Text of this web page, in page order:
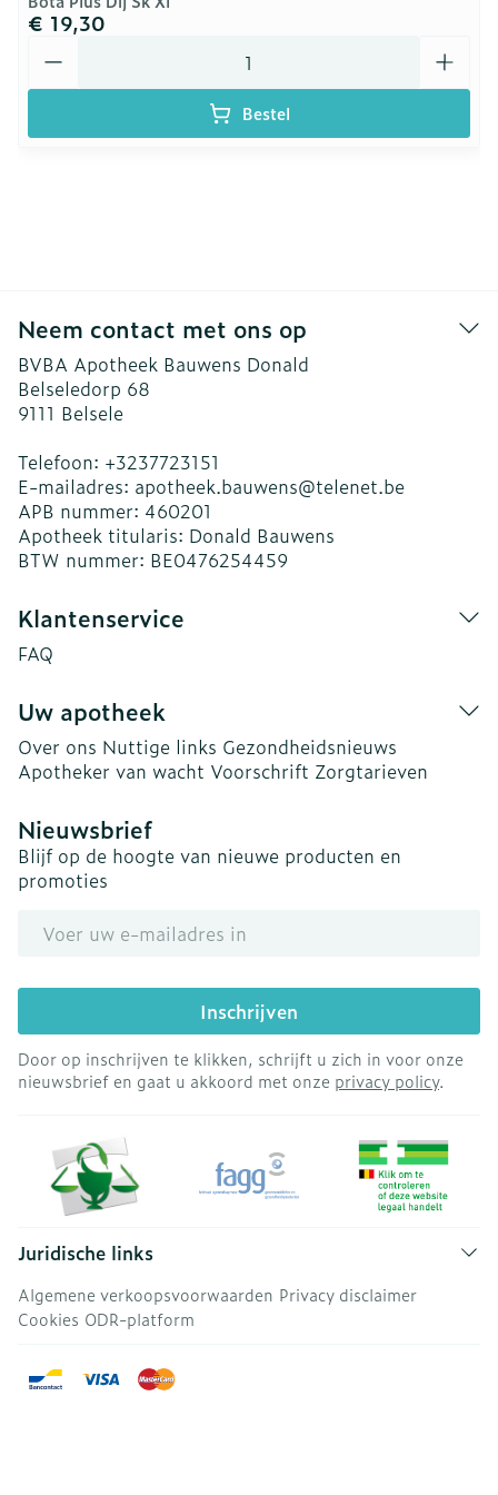
€ 19,30
Bestel
Neem contact met ons op
BVBA Apotheek Bauwens Donald
Belseledorp 68
9111 Belsele
Telefoon: +3237723151
E-mailadres: apotheek.bauwens@telenet.be
APB nummer: 460201
Apotheek titularis: Donald Bauwens
BTW nummer: BE0476254459
Klantenservice
FAQ
Uw apotheek
Over ons Nuttige links Gezondheidsnieuws
Apotheker van wacht Voorschrift Zorgtarieven
Nieuwsbrief
Blijf op de hoogte van nieuwe producten en
promoties
Inschrijven
Door op inschrijven te klikken, schrijft u zich in voor onze
nieuwsbrief en gaat u akkoord met onze privacy policy.
Juridische links
Algemene verkoopsvoorwaarden Privacy disclaimer
Cookies ODR-platform